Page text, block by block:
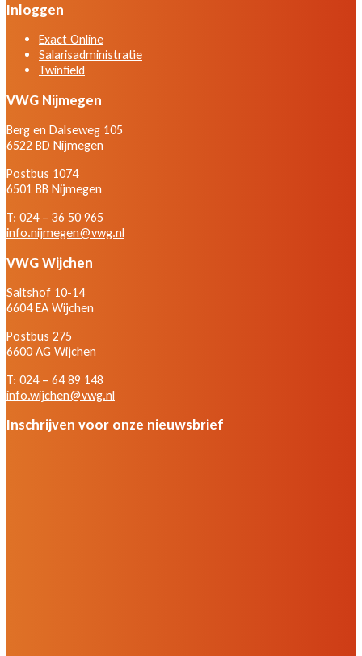
Inloggen
Exact Online
Salarisadministratie
Twinfield
VWG Nijmegen
Berg en Dalseweg 105
6522 BD Nijmegen
Postbus 1074
6501 BB Nijmegen
T: 024 – 36 50 965
info.nijmegen@vwg.nl
VWG Wijchen
Saltshof 10-14
6604 EA Wijchen
Postbus 275
6600 AG Wijchen
T: 024 – 64 89 148
info.wijchen@vwg.nl
Inschrijven voor onze nieuwsbrief